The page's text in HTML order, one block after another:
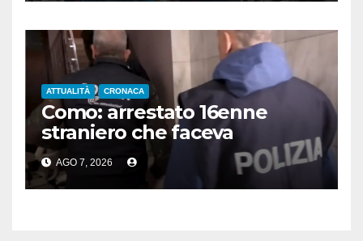
ATTUALITÀ CRONACA
Como: arrestato 16enne
straniero che faceva
propaganda all’Isis
AGO 7, 2026